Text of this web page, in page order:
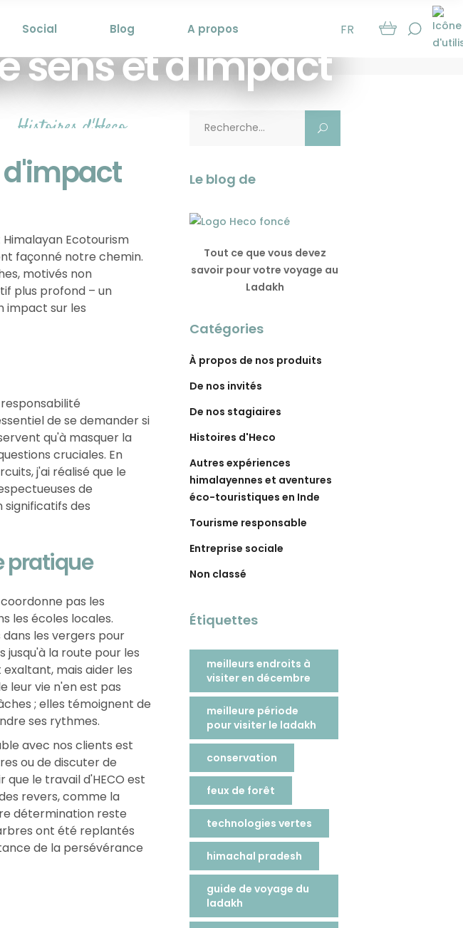
Social Blog A propos FR
sens et d'impact
Histoires d'Heco
d'impact
Ecotourism
façonné notre chemin.
motivés non
plus profond – un
impact sur les
de se demander si
qu'à masquer la
cruciales. En
j'ai réalisé que le
de
des
pratique
pas les
les écoles locales.
les vergers pour
jusqu'à la route pour les
mais aider les
leur vie n'en est pas
; elles témoignent de
ses rythmes.
avec nos clients est
ou de discuter de
le travail d'HECO est
revers, comme la
détermination reste
ont été replantés
de la persévérance
Le blog de
Tout ce que vous devez
savoir pour votre voyage au
Ladakh
Catégories
À propos de nos produits
De nos invités
De nos stagiaires
Histoires d'Heco
Autres expériences
himalayennes et aventures
éco-touristiques en Inde
Tourisme responsable
Entreprise sociale
Non classé
Étiquettes
meilleurs endroits à
visiter en décembre
meilleure période
pour visiter le ladakh
conservation
feux de forêt
technologies vertes
himachal pradesh
guide de voyage du
ladakh